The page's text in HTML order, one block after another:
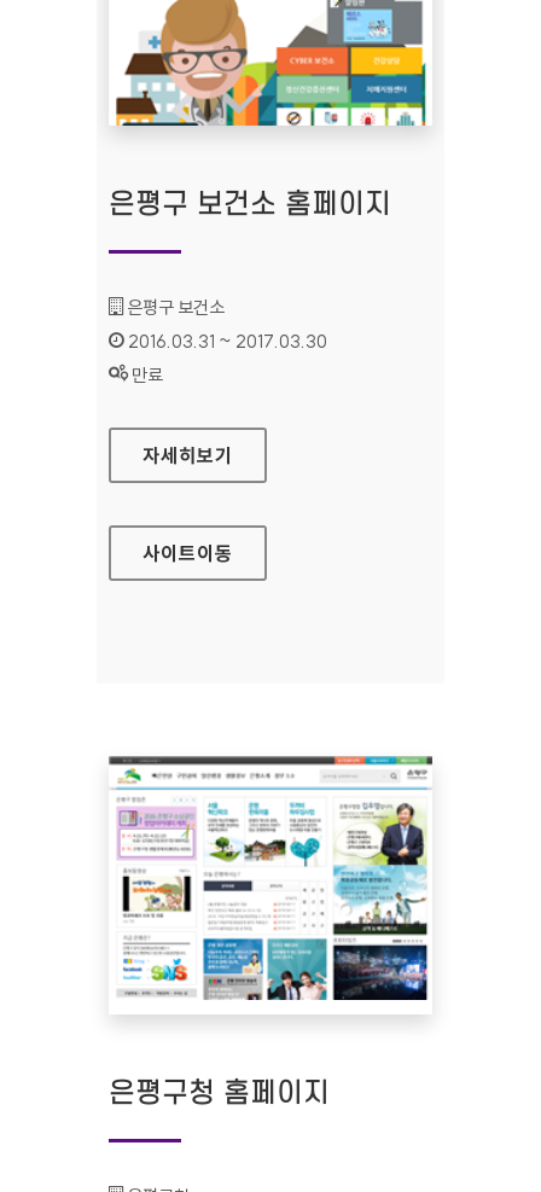
은평구 보건소 홈페이지
기관명 :
은평구 보건소
인증기간 :
2016.03.31 ~ 2017.03.30
상태 :
만료
은평구 보건소 홈페이지
자세히보기
사이트이동
은평구청 홈페이지